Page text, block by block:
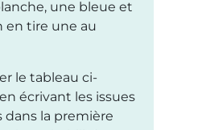
une bleue et
en tire une au
le tableau ci-
écrivant les issues
dans la première